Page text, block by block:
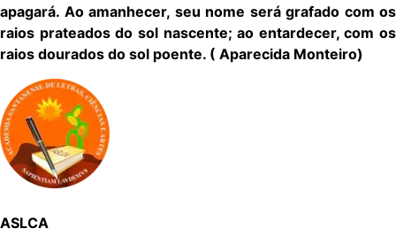
apagará. Ao amanhecer, seu nome será grafado com os
raios prateados do sol nascente; ao entardecer, com os
raios dourados do sol poente. ( Aparecida Monteiro)
ASLCA